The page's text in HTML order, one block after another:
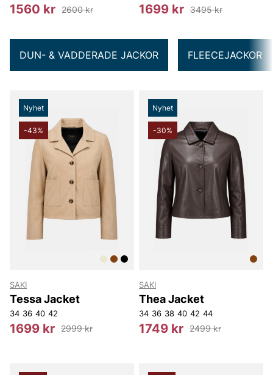
1560 kr 2600 kr 1699 kr 3495 kr
DUN- & VADDERADE JACKOR FLEECEJACKOR
Nyhet
-43%
SAKI
Tessa Jacket
34 36 40 42
1699 kr 2999 kr
Nyhet
-30%
SAKI
Thea Jacket
34 36 38 40 42 44
1749 kr 2499 kr